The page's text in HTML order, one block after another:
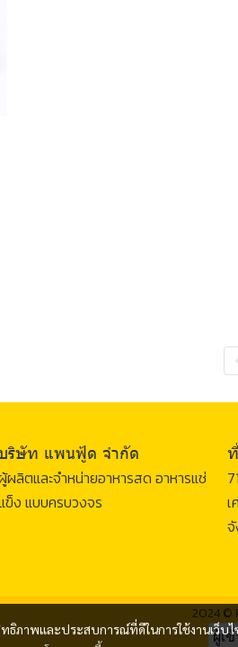
ธิภาพและประสบการณ์ที่ดีในการใช้งานเว็บ
ริษัท แพนฟู้ด จำกัด
ผลิตและจำหน่ายอาหารสด อาหารแช่
ข็ง แบบครบวงจร
2024 ©
ผู้เ